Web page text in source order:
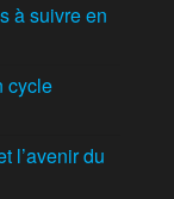
à suivre en
cycle
l’avenir du